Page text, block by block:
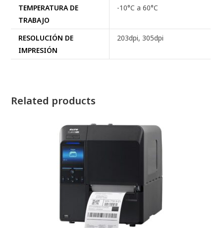
TEMPERATURA DE
TRABAJO
-10°C a 60°C
RESOLUCIÓN DE
IMPRESIÓN
203dpi, 305dpi
Related products